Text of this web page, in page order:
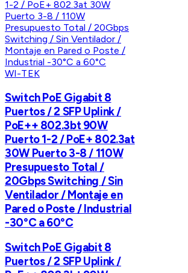
WI-TEK
Switch PoE Gigabit 8
Puertos / 2 SFP Uplink /
PoE++ 802.3bt 90W
Puerto 1-2 / PoE+ 802.3at
30W Puerto 3-8 / 110W
Presupuesto Total /
20Gbps Switching / Sin
Ventilador / Montaje en
Pared o Poste / Industrial
-30°C a 60°C
Switch PoE Gigabit 8
Puertos / 2 SFP Uplink /